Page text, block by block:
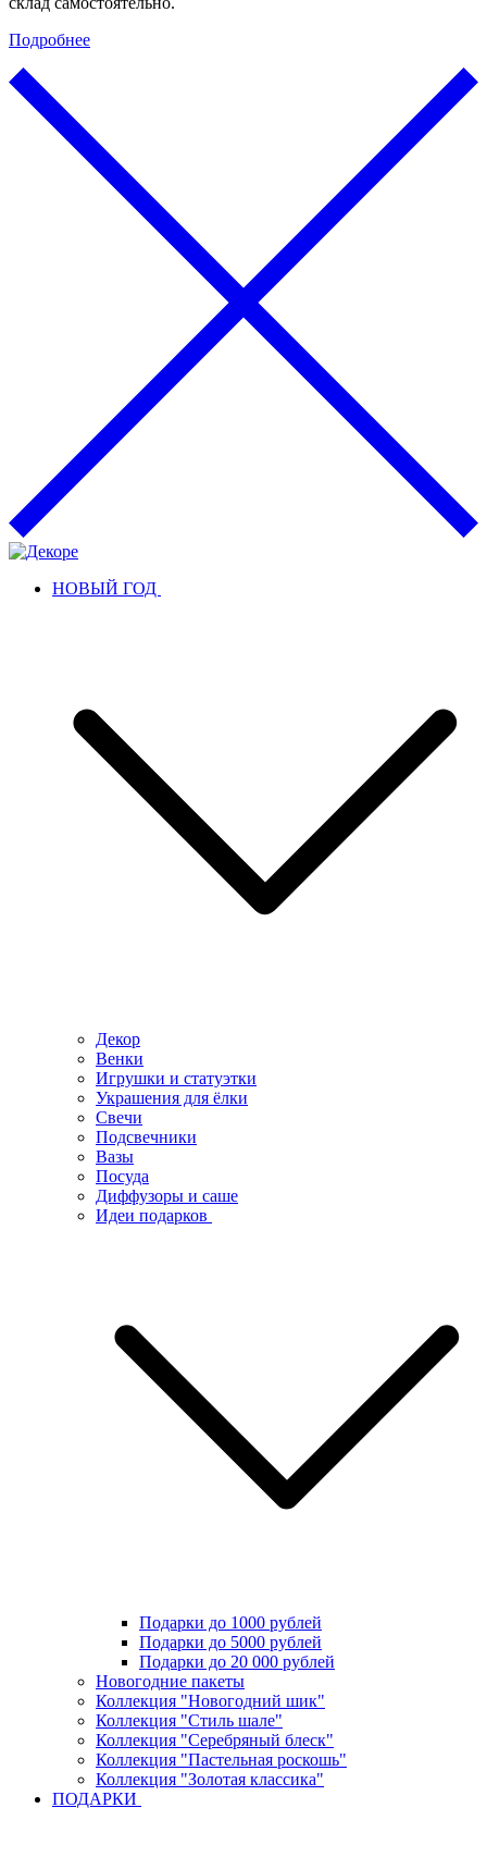
Подробнее
НОВЫЙ ГОД
Декор
Венки
Игрушки и статуэтки
Украшения для ёлки
Свечи
Подсвечники
Вазы
Посуда
Диффузоры и саше
Идеи подарков
Подарки до 1000 рублей
Подарки до 5000 рублей
Подарки до 20 000 рублей
Новогодние пакеты
Коллекция "Новогодний шик"
Коллекция "Стиль шале"
Коллекция "Серебряный блеск"
Коллекция "Пастельная роскошь"
Коллекция "Золотая классика"
ПОДАРКИ